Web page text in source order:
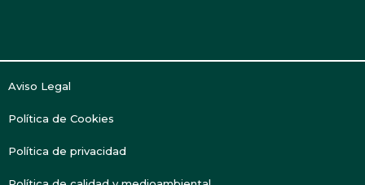
Aviso Legal
Política de Cookies
Política de privacidad